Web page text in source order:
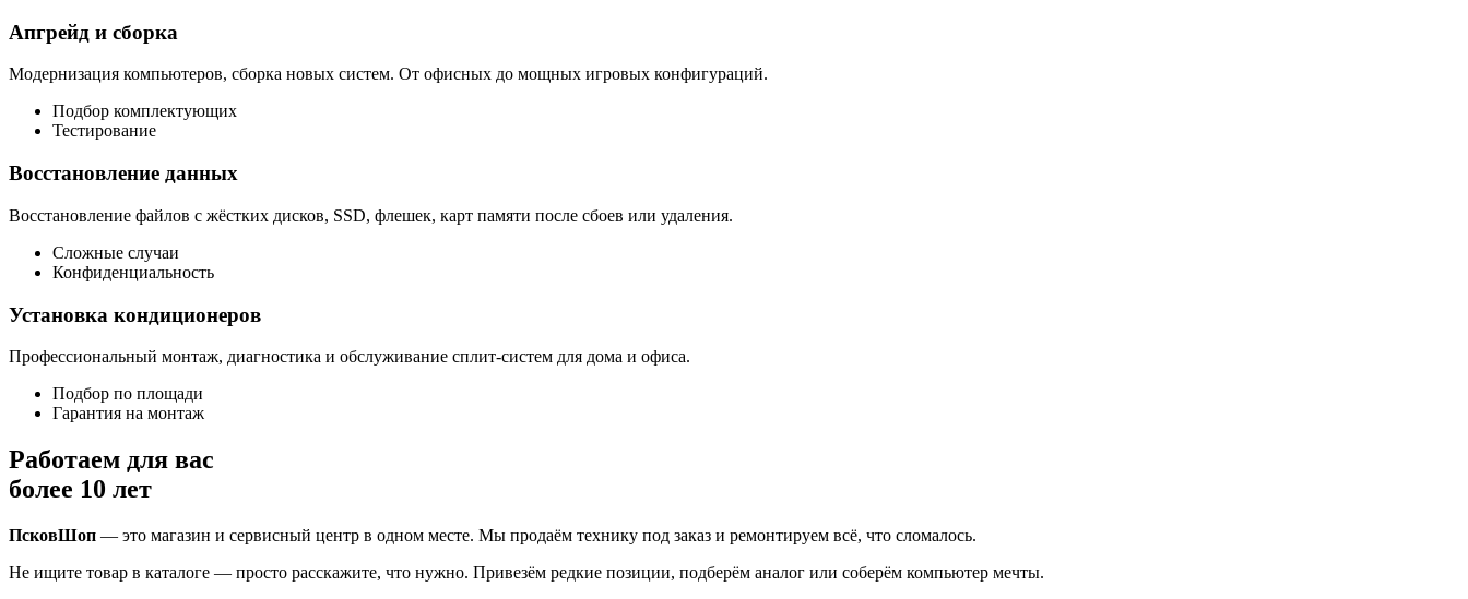
Апгрейд и сборка
Модернизация компьютеров, сборка новых систем. От офисных до мощных игровых конфигураций.
Подбор комплектующих
Тестирование
Восстановление данных
Восстановление файлов с жёстких дисков, SSD, флешек, карт памяти после сбоев или удаления.
Сложные случаи
Конфиденциальность
Установка кондиционеров
Профессиональный монтаж, диагностика и обслуживание сплит-систем для дома и офиса.
Подбор по площади
Гарантия на монтаж
Работаем для вас
более 10 лет
ПсковШоп — это магазин и сервисный центр в одном месте. Мы продаём технику под заказ и ремонтируем всё, что сломалось.
Не ищите товар в каталоге — просто расскажите, что нужно. Привезём редкие позиции, подберём аналог или соберём компьютер мечты.